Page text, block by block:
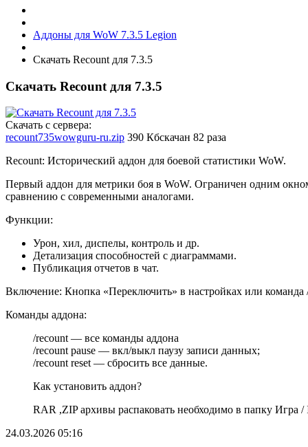
Аддоны для WoW 7.3.5 Legion
Скачать Recount для 7.3.5
Скачать Recount для 7.3.5
Скачать с сервера:
recount735wowguru-ru.zip 390 Кбскачан 82 раза
Recount: Исторический аддон для боевой статистики WoW.
Первый аддон для метрики боя в WoW. Ограничен одним
сравнению с современными аналогами.
Функции:
Урон, хил, диспелы, контроль и др.
Детализация способностей с диаграммами.
Публикация отчетов в чат.
Включение: Кнопка «Переключить» в настройках или команда
Команды аддона:
/recount — все команды аддона
/recount pause — вкл/выкл паузу записи данных;
/recount reset — сбросить все данные.
Как установить аддон?
RAR ,ZIP архивы распаковать необходимо в папку Игра /
24.03.2026 05:16